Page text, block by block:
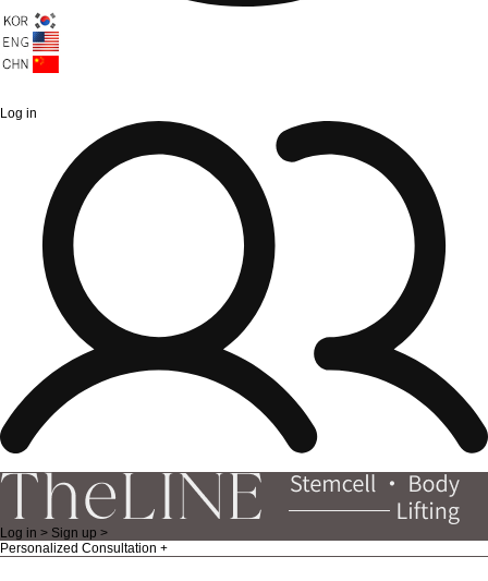
Log in
Log in > Sign up >
Personalized Consultation